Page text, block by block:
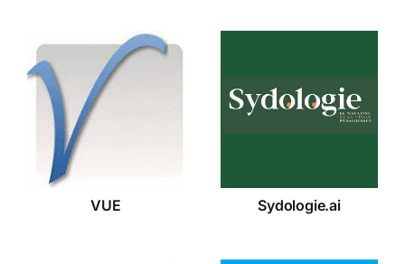
VUE
VUE
Sydologie.ai
Sydologie.ai